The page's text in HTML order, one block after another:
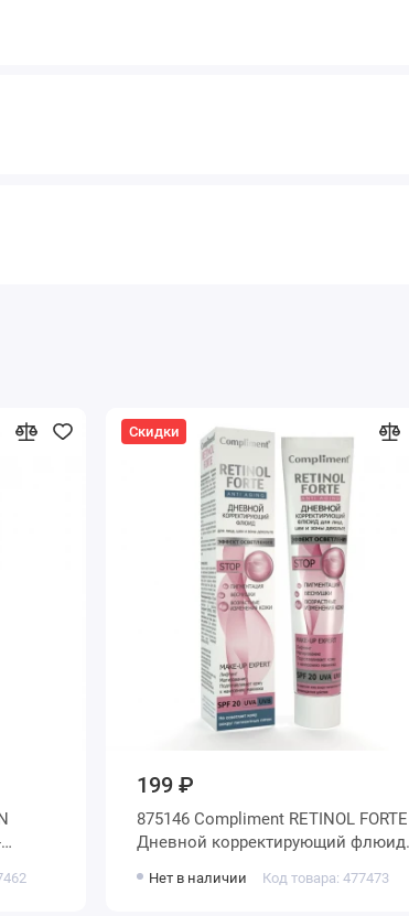
Скидки
199 ₽
875146 Compliment RETINOL FORTE
Дневной корректирующий флюид
50мл
Нет в наличии Код товара: 477473